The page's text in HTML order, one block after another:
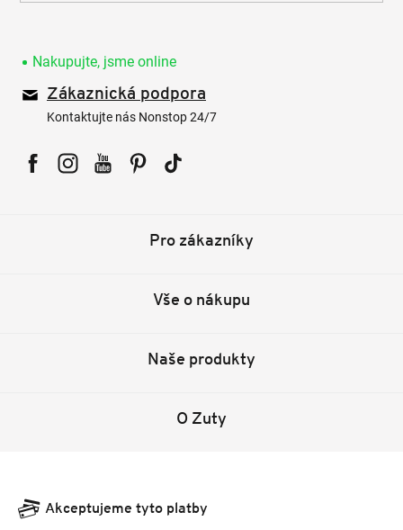
Nakupujte, jsme online
Zákaznická podpora
Kontaktujte nás Nonstop 24/7
Pro zákazníky
Vše o nákupu
Naše produkty
O Zuty
Akceptujeme tyto platby